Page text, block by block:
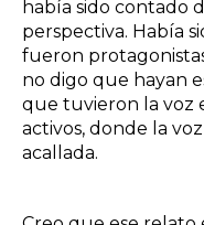
había sido contado
perspectiva. Había
fueron
no digo que hayan
que tuvieron la voz
activos, donde la
acallada.